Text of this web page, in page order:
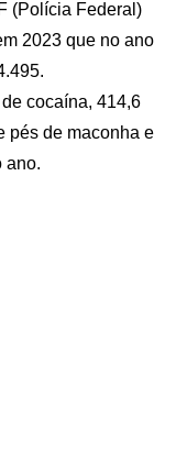
(Polícia Federal)
2023 que no ano
cocaína, 414,6
pés de maconha e
ano.